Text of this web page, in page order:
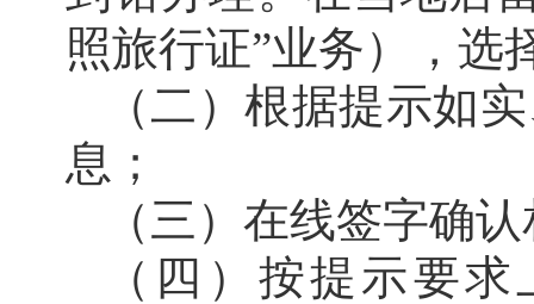
照旅行证”业务），选
（二）根据提示如
息；
（三）在线签字确
（四）按提示要